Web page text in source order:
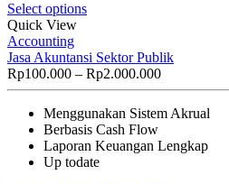
Select options
Quick View
Accounting
Jasa Akuntansi Sektor Publik
Rp100.000 – Rp2.000.000Price
range:
Rp100.000
through
Rp2.000.000
Menggunakan Sistem Akrual
Berbasis Cash Flow
Laporan Keuangan Lengkap
Up todate